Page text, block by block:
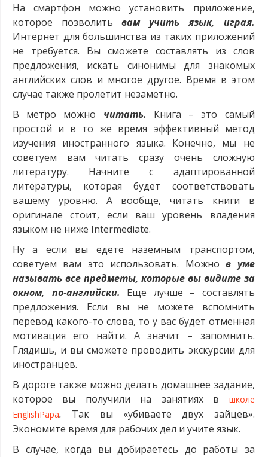
На смартфон можно установить приложение,
которое позволитьвам учить язык, играя.
Интернет для большинства из таких приложений
не требуется. Вы сможете составлять из слов
предложения, искать синонимы для знакомых
английских слов и многое другое. Время в этом
случае также пролетит незаметно.
В метро можно читать. Книга – это самый
простой и в то же время эффективный метод
изучения иностранного языка. Конечно, мы не
советуем вам читать сразу очень сложную
литературу. Начните с адаптированной
литературы, которая будет соответствовать
вашему уровню. А вообще, читать книги в
оригинале стоит, если ваш уровень владения
языком не ниже Intermediate.
Ну а если вы едете наземным транспортом,
советуем вам это использовать. Можнов уме
называть все предметы, которые вы видите за
окном, по-английски. Еще лучше – составлять
предложения. Если вы не можете вспомнить
перевод какого-то слова, то у вас будет отменная
мотивация его найти. А значит – запомнить.
Глядишь, и вы сможете проводить экскурсии для
иностранцев.
В дороге также можно делать домашнее задание,
которое вы получили на занятиях в школе
EnglishPapa. Так вы «убиваете двух зайцев».
Экономите время для рабочих дел и учите язык.
В случае, когда вы добираетесь до работы за